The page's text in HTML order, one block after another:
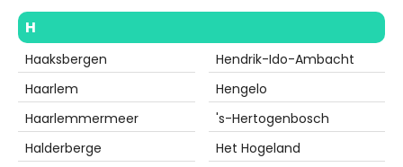
H
Haaksbergen
Haarlem
Haarlemmermeer
Halderberge
Hendrik-Ido-Ambacht
Hengelo
's-Hertogenbosch
Het Hogeland